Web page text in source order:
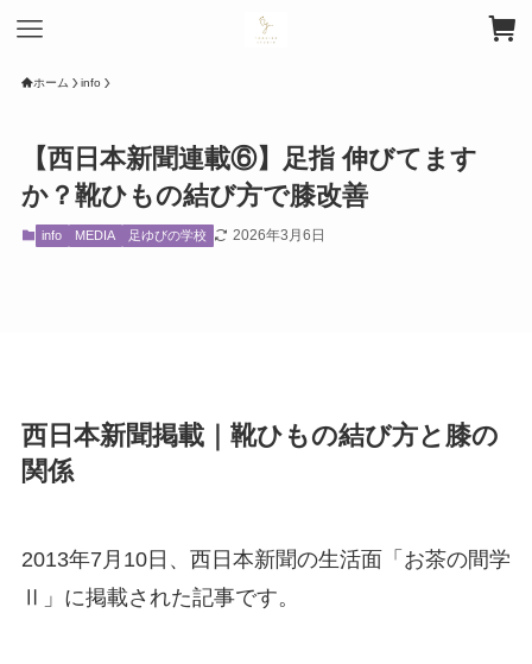
ホーム info
【西日本新聞連載⑥】足指 伸びてます
か？靴ひもの結び方で膝改善
info MEDIA 足ゆびの学校 2026年3月6日
西日本新聞掲載｜靴ひもの結び方と膝の
関係
2013年7月10日、西日本新聞の生活面「お茶の間学
Ⅱ」に掲載された記事です。